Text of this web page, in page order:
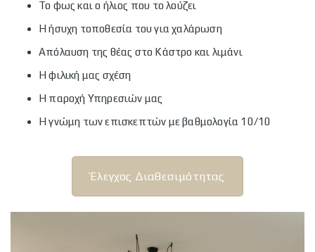
Το φως και ο ήλιος που το λούζει
Η ήσυχη τοποθεσία του για χαλάρωση
Απόλαυση της θέας στο Κάστρο και λιμάνι
Η φιλική μας σχέση
Η παροχή Υπηρεσιών μας
Η γνώμη των επισκεπτών με βαθμολογία 10/10
Έλεγχος Διαθεσιμότητας